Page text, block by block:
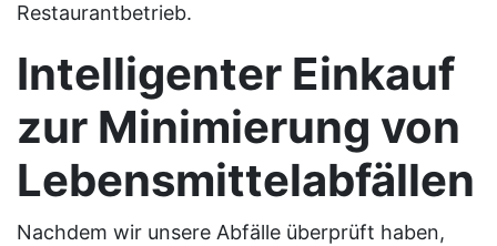
Restaurantbetrieb.
Intelligenter Einkauf
zur Minimierung von
Lebensmittelabfällen
Nachdem wir unsere Abfälle überprüft haben,